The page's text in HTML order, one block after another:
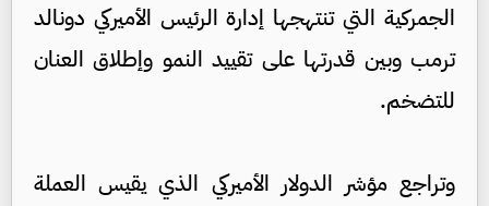
الجمركية التي تنتهجها إدارة الرئيس الأميركي دونالد
ترمب وبين قدرتها على تقييد النمو وإطلاق العنان
للتضخم.
وتراجع مؤشر الدولار الأميركي الذي يقيس العملة